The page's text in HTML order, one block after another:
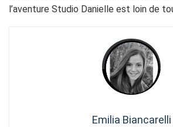
l’aventure Studio Danielle est loin de
Emilia Biancarelli